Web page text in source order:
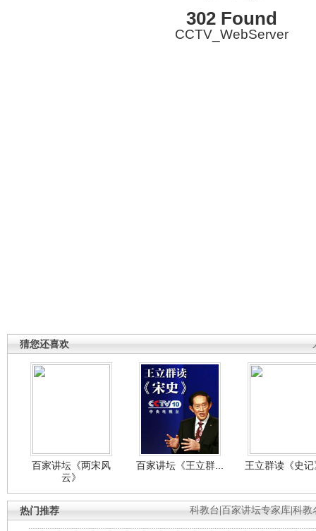
302 Found
CCTV_WebServer
猜您还喜欢
百家讲坛《两宋风
云》
百家讲坛《王立群... 王立群读《史
科教台 百家讲坛专家库 科教
热门推荐